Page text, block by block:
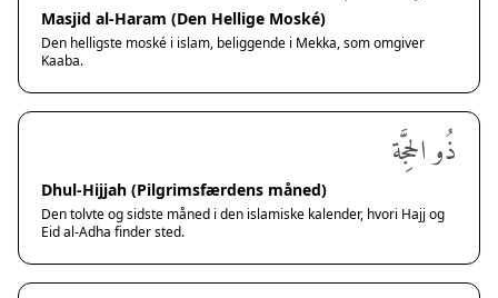
Masjid al-Haram (Den Hellige Moské)
Den helligste moské i islam, beliggende i Mekka, som omgiver
Kaaba.
ذُو الحِجَّة
Dhul-Hijjah (Pilgrimsfærdens måned)
Den tolvte og sidste måned i den islamiske kalender, hvori Hajj og
Eid al-Adha finder sted.